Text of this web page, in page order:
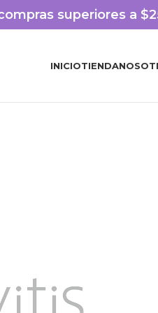
superiores a
INICIOTIENDA